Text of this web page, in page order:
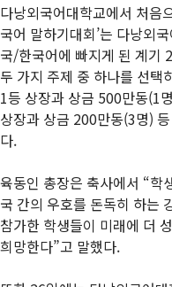
다낭외국어대학교에서 처음
국어 말하기대회’는 다낭외
국/한국어에 빠지게 된 계기
두 가지 주제 중 하나를 선택
1등 상장과 상금 500만동(1
상장과 상금 200만동(3명)
다.
육동인 총장은 축사에서 “학
국 간의 우호를 돈독히 하는
참가한 학생들이 미래에 더
희망한다”고 말했다.